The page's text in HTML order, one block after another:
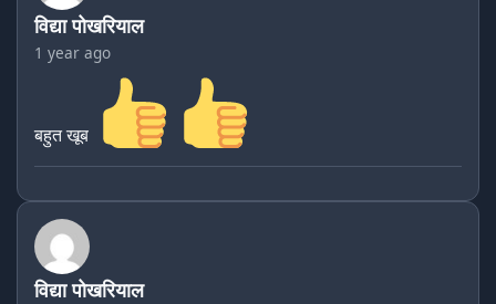
विद्या पोखरियाल
1 year ago
बहुत खूब
विद्या पोखरियाल